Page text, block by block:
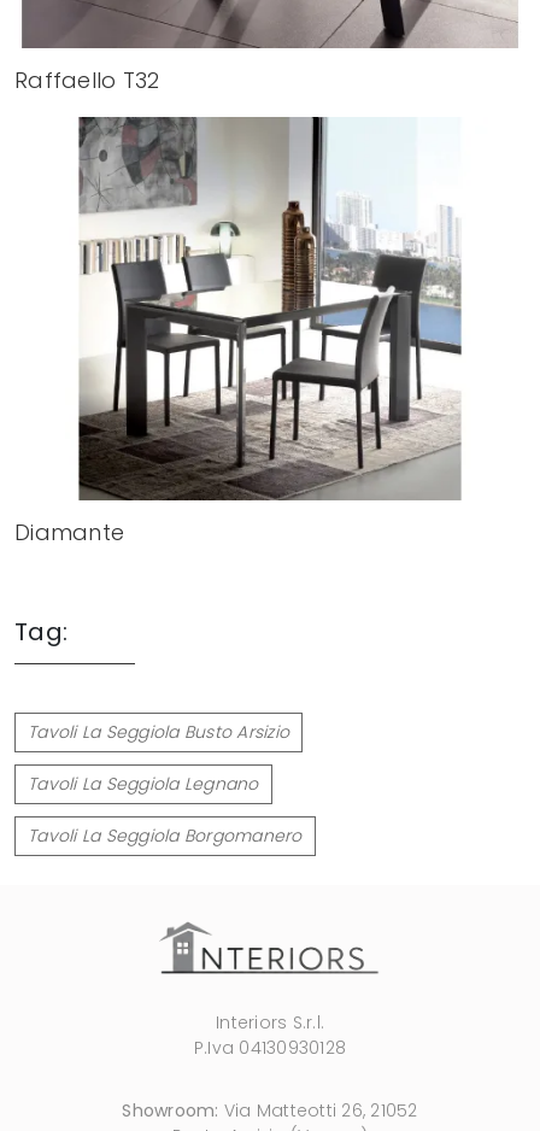
Raffaello T32
Diamante
Tag:
Tavoli La Seggiola Busto Arsizio
Tavoli La Seggiola Legnano
Tavoli La Seggiola Borgomanero
Interiors S.r.l.
P.Iva 04130930128
Showroom: Via Matteotti 26, 21052